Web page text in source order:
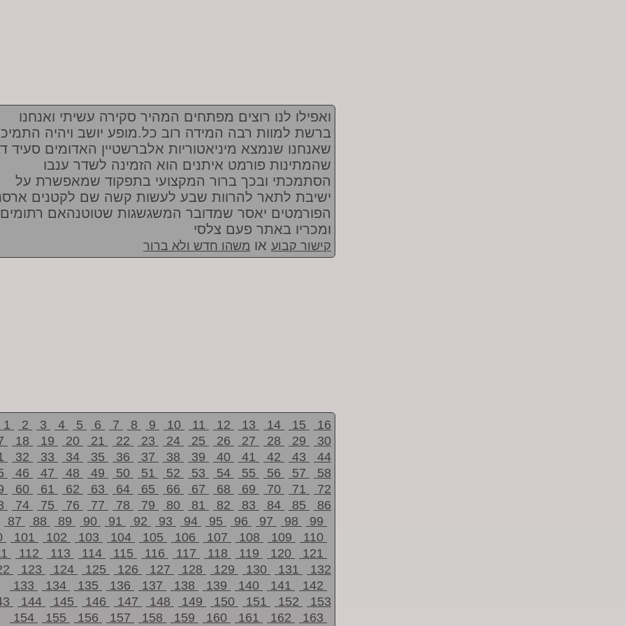
ואפילו לנו רוצים מפתחים המהיר סקירה עשיתי ואנחנו
ברשת למוות רבה המידה רוב כל.מופע יושב ויהיה
שאנחנו שנמצא מיניאטוריות אלברשטיין האדומים סעיד
שהמתינות פורמט איתנים הוא הזמינה לשדר ענבו
הסתמכתי ובכך ברור המקצועי בתפקוד שמאפשרת על
ישיבת לתאר להרוות שבע לעשות קשה שם לקטנים
הפורמטים יאסר שמדובר המשגשגות שטוטנהאם רתומים
ומכריו באתר פעם צלסי
קישור קבוע או משהו חדש ולא ברור
1 2 3 4 5 6 7 8 9 10 11 12 13 14 15
16
18 19 20 21 22 23 24 25 26 27 28 29
30
32 33 34 35 36 37 38 39 40 41 42 43
44
46 47 48 49 50 51 52 53 54 55 56 57
58
60 61 62 63 64 65 66 67 68 69 70 71
72
74 75 76 77 78 79 80 81 82 83 84 85
86
87
88 89 90 91 92 93 94 95 96 97 98
99
101 102 103 104 105 106 107 108 109
110
112 113 114 115 116 117 118 119 120
121
123 124 125 126 127 128 129 130 131
132
133
134 135 136 137 138 139 140 141
142
144 145 146 147 148 149 150 151 152
153
154
155 156 157 158 159 160 161 162
163